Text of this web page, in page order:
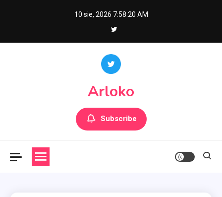
10 sie, 2026 7:58:21 AM
Arloko
Subscribe